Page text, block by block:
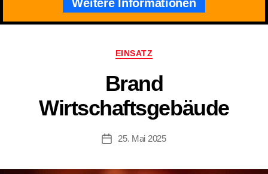
Weitere Informationen
Kategorien
EINSATZ
Brand
Wirtschaftsgebäude
Beitragsdatum
25. Mai 2025